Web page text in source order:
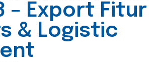
– Export Fitur
& Logistic